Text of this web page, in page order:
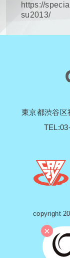
https://
su2013/
東京都渋谷区
copyright
×